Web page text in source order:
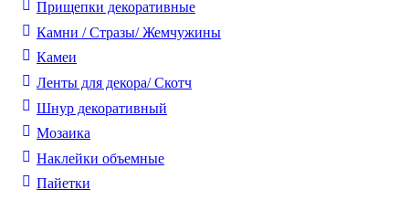
Прищепки декоративные
Камни / Cтразы/ Жемчужины
Камеи
Ленты для декора/ Скотч
Шнур декоративный
Мозаика
Наклейки объемные
Пайетки